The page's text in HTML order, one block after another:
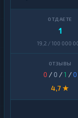
1
19,2 / 100 000
0 / 0 /1 /0
4,7 ★